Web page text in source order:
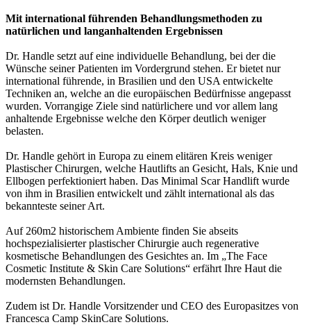
Mit international führenden Behandlungsmethoden zu
natürlichen und langanhaltenden Ergebnissen
Dr. Handle setzt auf eine individuelle Behandlung, bei der die
Wünsche seiner Patienten im Vordergrund stehen. Er bietet nur
international führende, in Brasilien und den USA entwickelte
Techniken an, welche an die europäischen Bedürfnisse angepasst
wurden. Vorrangige Ziele sind natürlichere und vor allem lang
anhaltende Ergebnisse welche den Körper deutlich weniger
belasten.
Dr. Handle gehört in Europa zu einem elitären Kreis weniger
Plastischer Chirurgen, welche Hautlifts an Gesicht, Hals, Knie und
Ellbogen perfektioniert haben. Das Minimal Scar Handlift wurde
von ihm in Brasilien entwickelt und zählt international als das
bekannteste seiner Art.
Auf 260m2 historischem Ambiente finden Sie abseits
hochspezialisierter plastischer Chirurgie auch regenerative
kosmetische Behandlungen des Gesichtes an. Im „The Face
Cosmetic Institute & Skin Care Solutions“ erfährt Ihre Haut die
modernsten Behandlungen.
Zudem ist Dr. Handle Vorsitzender und CEO des Europasitzes von
Francesca Camp SkinCare Solutions.